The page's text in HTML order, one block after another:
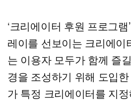
‘크리에이터 후원 프로그
레이를 선보이는 크리에이
는 이용자 모두가 함께 즐
경을 조성하기 위해 도입
가 특정 크리에이터를 지